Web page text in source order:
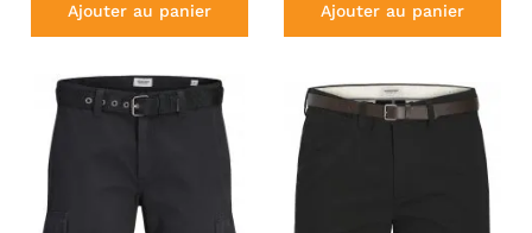
Ajouter au panier Ajouter au panier